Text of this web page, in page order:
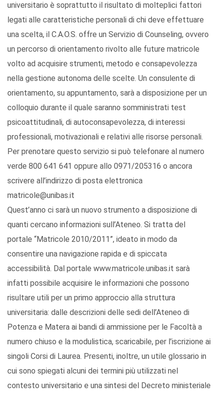
universitario è soprattutto il risultato di molteplici fattori
legati alle caratteristiche personali di chi deve effettuare
una scelta, il C.A.O.S. offre un Servizio di Counseling, ovvero
un percorso di orientamento rivolto alle future matricole
volto ad acquisire strumenti, metodo e consapevolezza
nella gestione autonoma delle scelte. Un consulente di
orientamento, su appuntamento, sarà a disposizione per un
colloquio durante il quale saranno somministrati test
psicoattitudinali, di autoconsapevolezza, di interessi
professionali, motivazionali e relativi alle risorse personali.
Per prenotare questo servizio si può telefonare al numero
verde 800 641 641 oppure allo 0971/205316 o ancora
scrivere all’indirizzo di posta elettronica
matricole@unibas.it
Quest’anno ci sarà un nuovo strumento a disposizione di
quanti cercano informazioni sull’Ateneo. Si tratta del
portale “Matricole 2010/2011”, ideato in modo da
consentire una navigazione rapida e di spiccata
accessibilità. Dal portale www.matricole.unibas.it sarà
infatti possibile acquisire le informazioni che possono
risultare utili per un primo approccio alla struttura
universitaria: dalle descrizioni delle sedi dell’Ateneo di
Potenza e Matera ai bandi di ammissione per le Facoltà a
numero chiuso e la modulistica, scaricabile, per l’iscrizione ai
singoli Corsi di Laurea. Presenti, inoltre, un utile glossario in
cui sono spiegati alcuni dei termini più utilizzati nel
contesto universitario e una sintesi del Decreto ministeriale